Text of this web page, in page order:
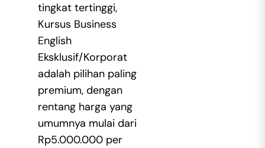
tingkat tertinggi,
Kursus Business
English
Eksklusif/Korporat
adalah pilihan paling
premium, dengan
rentang harga yang
umumnya mulai dari
Rp5.000.000 per